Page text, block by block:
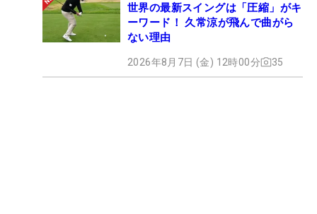
世界の最新スイングは「圧縮」がキ
ーワード！ 久常涼が飛んで曲がら
ない理由
2026年8月7日 (金) 12時00分 35